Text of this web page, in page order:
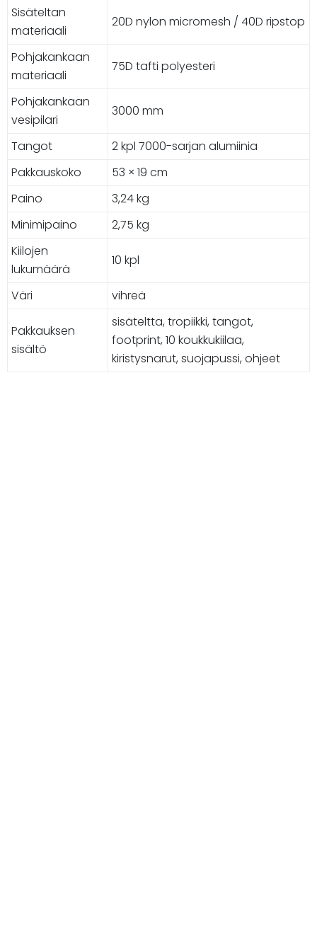
Sisäteltan
materiaali
20D nylon micromesh / 40D ripstop
Pohjakankaan
materiaali
75D tafti polyesteri
Pohjakankaan
vesipilari
3000 mm
Tangot
2 kpl 7000-sarjan alumiinia
Pakkauskoko
53 × 19 cm
Paino
3,24 kg
Minimipaino
2,75 kg
Kiilojen
lukumäärä
10 kpl
Väri vihreä
Pakkauksen
sisältö
sisäteltta, tropiikki, tangot,
footprint, 10 koukkukiilaa,
kiristysnarut, suojapussi, ohjeet